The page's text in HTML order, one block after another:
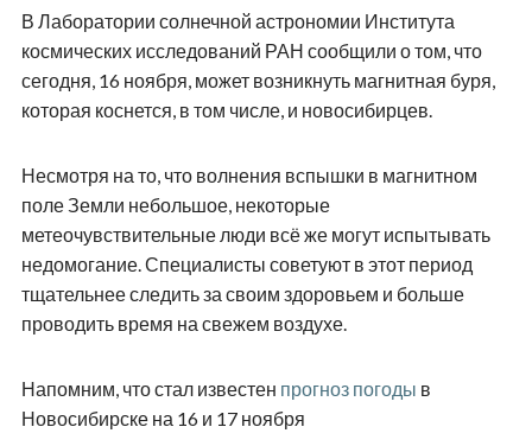
В Лаборатории солнечной астрономии Института
космических исследований РАН сообщили о том, что
сегодня, 16 ноября, может возникнуть магнитная буря,
которая коснется, в том числе, и новосибирцев.
Несмотря на то, что волнения вспышки в магнитном
поле Земли небольшое, некоторые
метеочувствительные люди всё же могут испытывать
недомогание. Специалисты советуют в этот период
тщательнее следить за своим здоровьем и больше
проводить время на свежем воздухе.
Напомним, что стал известен прогноз погоды в
Новосибирске на 16 и 17 ноября